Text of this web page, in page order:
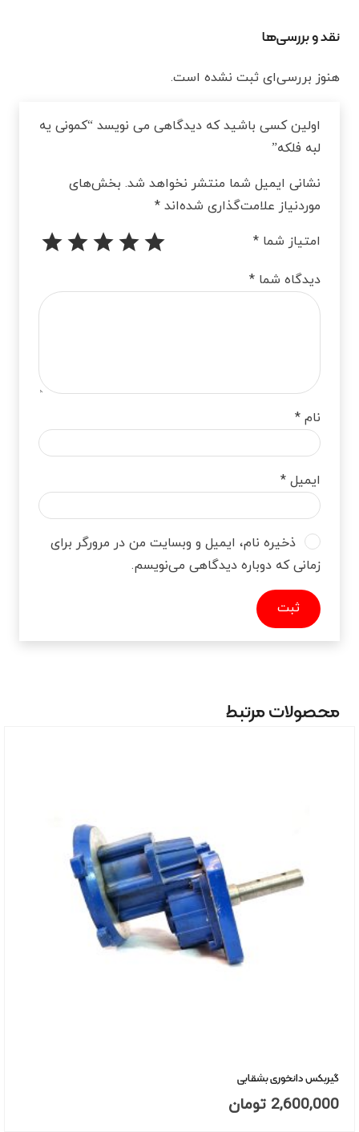
نقد و بررسی‌ها
هنوز بررسی‌ای ثبت نشده است.
اولین کسی باشید که دیدگاهی می نویسد “کمونی یه
لبه فلکه”
نشانی ایمیل شما منتشر نخواهد شد. بخش‌های
موردنیاز علامت‌گذاری شده‌اند *
امتیاز شما *
دیدگاه شما *
نام *
ایمیل *
ذخیره نام، ایمیل و وبسایت من در مرورگر برای
زمانی که دوباره دیدگاهی می‌نویسم.
محصولات مرتبط
گیربکس دانخوری بشقابی
2,600,000 تومان